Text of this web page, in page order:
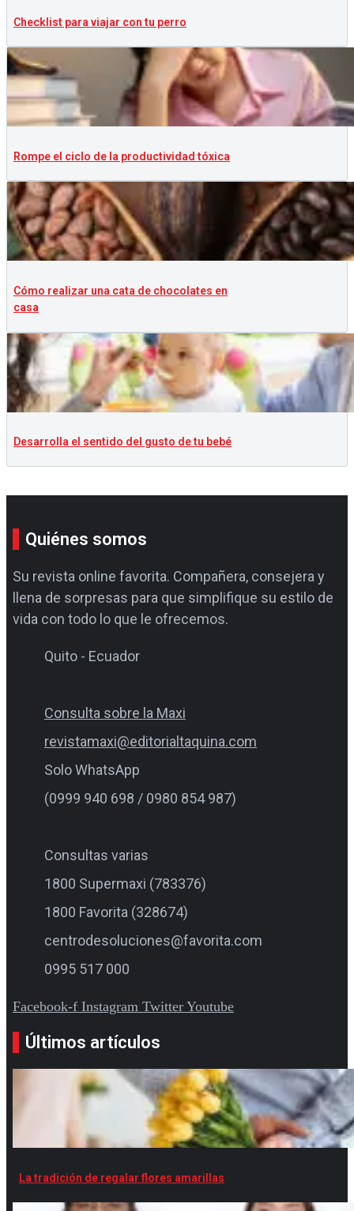
Checklist para viajar con tu perro
Rompe el ciclo de la productividad tóxica
Cómo realizar una cata de chocolates en
casa
Desarrolla el sentido del gusto de tu bebé
Quiénes somos
Su revista online favorita. Compañera, consejera y
llena de sorpresas para que simplifique su estilo de
vida con todo lo que le ofrecemos.
Quito - Ecuador
Consulta sobre la Maxi
revistamaxi@editorialtaquina.com
Solo WhatsApp
(0999 940 698 / 0980 854 987)
Consultas varias
1800 Supermaxi (783376)
1800 Favorita (328674)
centrodesoluciones@favorita.com
0995 517 000
Facebook-f Instagram Twitter Youtube
Últimos artículos
La tradición de regalar flores amarillas